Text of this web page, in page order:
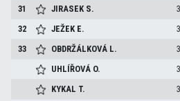
31
JIRASEK S.
32
JEŽEK E.
33
OBDRŽÁLKOVÁ L.
UHLÍŘOVÁ O.
KYKAL T.